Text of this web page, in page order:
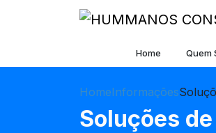
Home Quem
HomeInformações
Soluções